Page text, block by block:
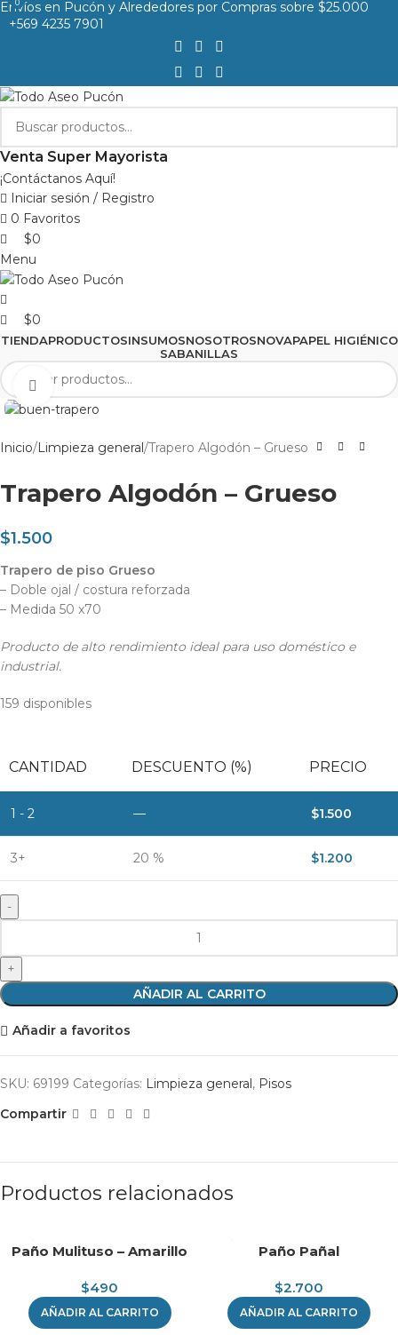
Envíos en Pucón y Alrededores por Compras sobre $25.000
+569 4235 7901
Venta Super Mayorista
¡Contáctanos Aquí!
Iniciar sesión / Registro
0 Favoritos
0
$0
Menu
0
$0
TIENDAPRODUCTOSINSUMOSNOSOTROSNOVAPAPEL HIGIÉNICO
SABANILLAS
Clic para agrandar
Inicio Limpieza general Trapero Algodón – Grueso
Trapero Algodón – Grueso
$1.500
Trapero de piso Grueso
– Doble ojal / costura reforzada
– Medida 50 x70
Producto de alto rendimiento ideal para uso doméstico e
industrial.
159 disponibles
CANTIDAD DESCUENTO (%) PRECIO
1 - 2 — $1.500
3+ 20 % $1.200
AÑADIR AL CARRITO
Añadir a favoritos
SKU: 69199 Categorías: Limpieza general, Pisos
Compartir
Productos relacionados
Paño Mulituso – Amarillo
$490
AÑADIR AL CARRITO
Paño Pañal
$2.700
AÑADIR AL CARRITO